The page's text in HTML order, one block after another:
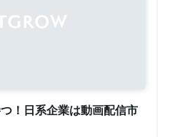
！日系企業は動画配信市